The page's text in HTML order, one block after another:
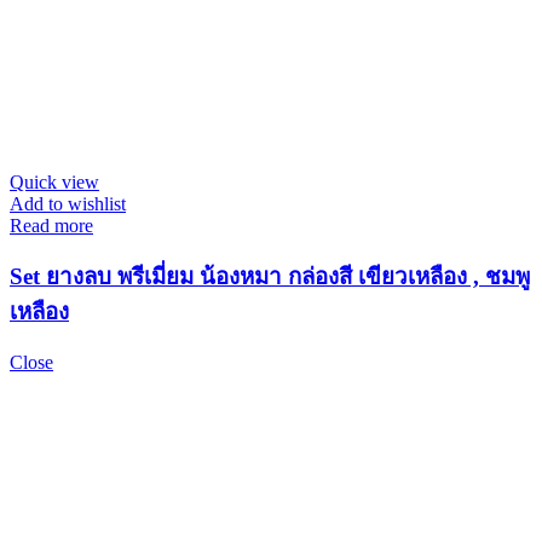
Quick view
Add to wishlist
Read more
Set ยางลบ พรีเมี่ยม น้องหมา กล่องสี เขียวเหลือง , ชมพู
เหลือง
Close